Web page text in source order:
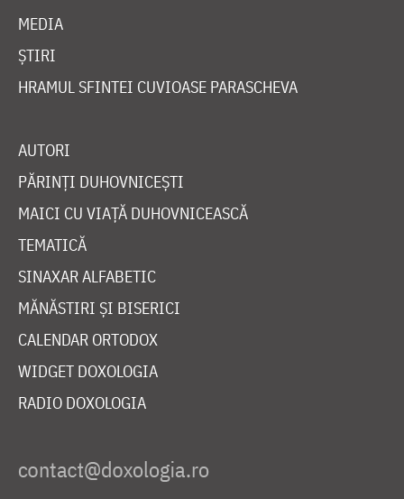
MEDIA
ȘTIRI
HRAMUL SFINTEI CUVIOASE PARASCHEVA
AUTORI
PĂRINȚI DUHOVNICEȘTI
MAICI CU VIAȚĂ DUHOVNICEASCĂ
TEMATICĂ
SINAXAR ALFABETIC
MĂNĂSTIRI ȘI BISERICI
CALENDAR ORTODOX
WIDGET DOXOLOGIA
RADIO DOXOLOGIA